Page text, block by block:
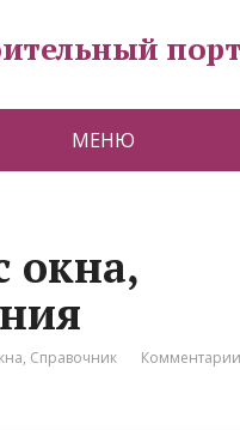
МЕНЮ
окна,
, Справочник